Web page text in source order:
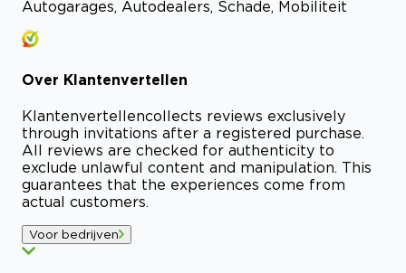
Autogarages, Autodealers, Schade, Mobiliteit
Over Klantenvertellen
Klantenvertellencollects reviews exclusively
through invitations after a registered purchase.
All reviews are checked for authenticity to
exclude unlawful content and manipulation. This
guarantees that the experiences come from
actual customers.
Voor bedrijven